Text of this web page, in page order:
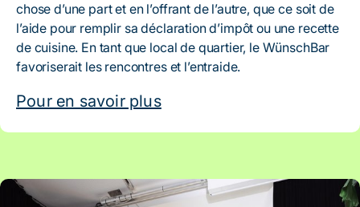
chose d’une part et en l’offrant de l’autre, que ce soit de
l’aide pour remplir sa déclaration d’impôt ou une recette
de cuisine. En tant que local de quartier, le WünschBar
favoriserait les rencontres et l’entraide.
Pour en savoir plus
Artikel: Fitness démocratique pour